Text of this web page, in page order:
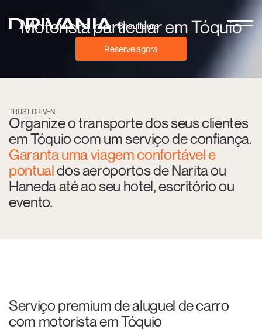
Motorista particular em Tóquio
Reserve agora
TRUST DRIVEN
Organize o transporte dos seus clientes
em Tóquio com um serviço de confiança.
Garanta uma viagem confortável e
pontualdos aeroportos de Narita ou
Haneda até ao seu hotel, escritório ou
evento.
Serviço premium de aluguel de carro
com motorista em Tóquio